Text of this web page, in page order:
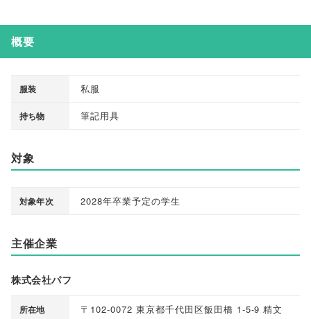
概要
服装 私服
持ち物 筆記用具
対象
対象年次 2028年卒業予定の学生
主催企業
株式会社パフ
所在地
〒102-0072 東京都千代田区飯田橋 1-5-9 精文